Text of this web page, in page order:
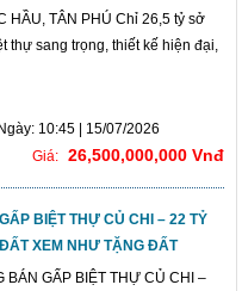
HẦU, TÂN PHÚ Chỉ 26,5 tỷ sở
thự sang trọng, thiết kế hiện đại,
Ngày: 10:45 | 15/07/2026
Giá: 26,500,000,000 Vnđ
BIỆT THỰ CỦ CHI – 22 TỶ
XEM NHƯ TẶNG ĐẤT
BÁN GẤP BIỆT THỰ CỦ CHI –